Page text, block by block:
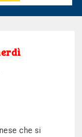
che si